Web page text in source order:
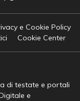
e Cookie Policy
Cookie Center
di testate e portali
e